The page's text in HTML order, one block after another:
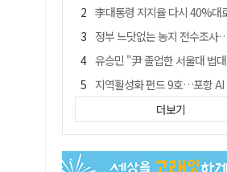
李대통령 지지율 다시 40%대로…20대는
정부 느닷없는 농지 전수조사…농촌 들쑤시는 '경자유
유승민 "尹 졸업한 서울대 법대·충암고도 없애야"…李 육
지역활성화 펀드 9호…포항 AI 데이터센터에
국민 51.9% "李 대통령 재판 재개 필
[농지 전수조사 폐해] 농지값도 흔들리나…"도지 막히면 헐값 매물 나
더보기